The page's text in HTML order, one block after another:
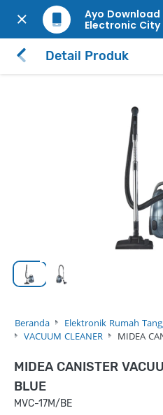
Ayo Download
Electronic City
Detail Produk
Beranda Elektronik Rumah
VACUUM CLEANER
MIDEA
MIDEA CANISTER
BLUE
MVC-17M/BE